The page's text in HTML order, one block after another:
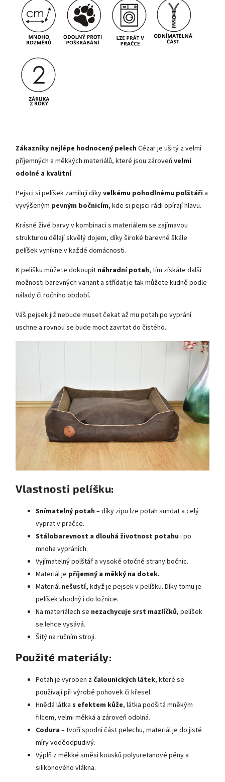
Zákazníky nejlépe hodnocený pelech Cézar je ušitý z velmi
příjemných a měkkých materiálů, které jsou zároveň velmi
odolné a kvalitní.
Pejsci si pelíšek zamilují díkyvelkému pohodlnému polštáři a
vyvýšeným pevným bočnicím, kde si pejsci rádi opírají hlavu.
Krásné živé barvy v kombinaci s materiálem se zajímavou
strukturou dělají skvělý dojem, díky široké barevné škále
pelíšek vynikne v každé domácnosti.
K pelíšku můžete dokoupitnáhradní potah, tím získáte další
možnosti barevných variant a střídat je tak můžete klidně podle
nálady či ročního období.
Váš pejsek již nebude muset čekat až mu potah po vyprání
uschne a rovnou se bude moct zavrtat do čistého.
Vlastnosti pelíšku:
Snímatelný potah – díky zipu lze potah sundat a celý
vyprat v pračce.
Stálobarevnost a dlouhá životnost potahu i po
mnoha vypráních.
Vyjímatelný polštář a vysoké otočné strany bočnic.
Materiál je příjemný a měkký na dotek.
Materiál nešustí, když je pejsek v pelíšku. Díky tomu je
pelíšek vhodný i do ložnice.
Na materiálech se nezachycuje srst mazlíčků, pelíšek
se lehce vysává.
Šitý na ručním stroji.
Použité materiály:
Potah je vyroben z čalounických látek, které se
používají při výrobě pohovek či křesel.
Hnědá látka s efektem kůže, látka podšitá mněkým
filcem, velmi měkká a zároveň odolná.
Codura – tvoří spodní část pelechu, materiál je do jisté
míry voděodpudivý.
Výplň z měkké směsi kousků polyuretanové pěny a
silikonového vlákna.